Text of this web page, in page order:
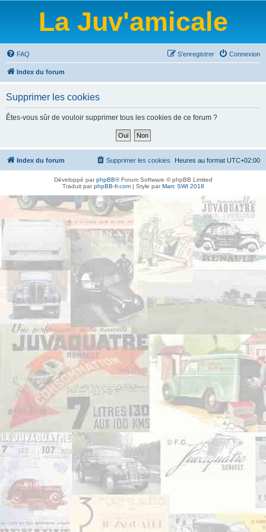
La Juv'amicale
FAQ Connexion
S’enregistrer
Index du forum
Supprimer les cookies
Êtes-vous sûr de vouloir supprimer tous les cookies de ce forum ?
Index du forum Heures au format UTC+02:00
Supprimer les cookies
Développé parphpBB® Forum Software © phpBB Limited
Traduit parphpBB-fr.com| Style parMarc SWI 2018